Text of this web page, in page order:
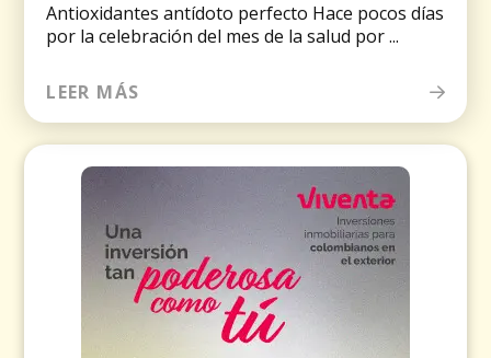
Antioxidantes antídoto perfecto Hace pocos días
por la celebración del mes de la salud por ...
LEER MÁS